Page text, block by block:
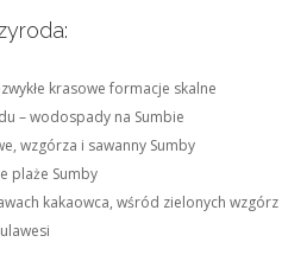
krasowe formacje skalne
– wodospady na Sumbie
wzgórza i sawanny Sumby
plaże Sumby
kakaowca, wśród zielonych wzgórz